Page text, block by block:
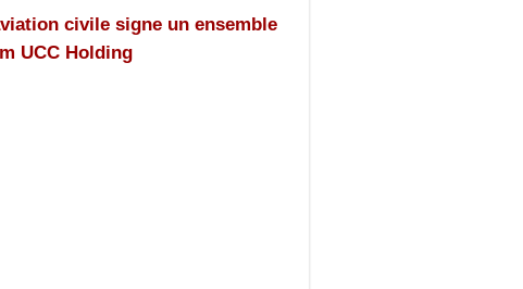
civile signe un ensemble
UCC Holding